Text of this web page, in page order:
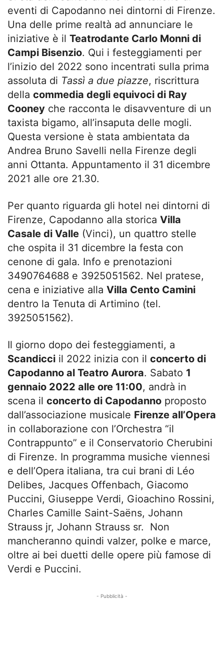
eventi di Capodanno nei dintorni di Firenze.
Una delle prime realtà ad annunciare le
iniziative è il Teatrodante Carlo Monni di
Campi Bisenzio. Qui i festeggiamenti per
l’inizio del 2022 sono incentrati sulla prima
assoluta di Tassì a due piazze, riscrittura
della commedia degli equivoci di Ray
Cooney che racconta le disavventure di un
taxista bigamo, all’insaputa delle mogli.
Questa versione è stata ambientata da
Andrea Bruno Savelli nella Firenze degli
anni Ottanta. Appuntamento il 31 dicembre
2021 alle ore 21.30.
Per quanto riguarda gli hotel nei dintorni di
Firenze, Capodanno alla storica Villa
Casale di Valle (Vinci), un quattro stelle
che ospita il 31 dicembre la festa con
cenone di gala. Info e prenotazioni
3490764688 e 3925051562. Nel pratese,
cena e iniziative alla Villa Cento Camini
dentro la Tenuta di Artimino (tel.
3925051562).
Il giorno dopo dei festeggiamenti, a
Scandicci il 2022 inizia con il concerto di
Capodanno al Teatro Aurora. Sabato 1
gennaio 2022 alle ore 11:00, andrà in
scena il concerto di Capodanno proposto
dall’associazione musicale Firenze all’Opera
in collaborazione con l’Orchestra “il
Contrappunto” e il Conservatorio Cherubini
di Firenze. In programma musiche viennesi
e dell’Opera italiana, tra cui brani di Léo
Delibes, Jacques Offenbach, Giacomo
Puccini, Giuseppe Verdi, Gioachino Rossini,
Charles Camille Saint-Saëns, Johann
Strauss jr, Johann Strauss sr. Non
mancheranno quindi valzer, polke e marce,
oltre ai bei duetti delle opere più famose di
Verdi e Puccini.
- Pubblicità -